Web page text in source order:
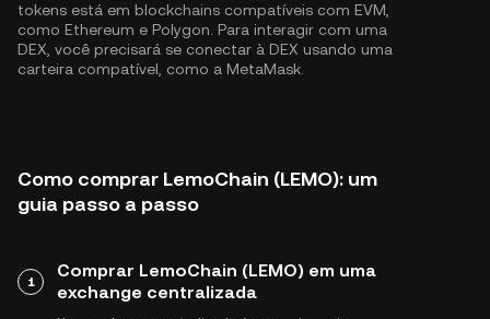
tokens está em blockchains compatíveis com EVM,
como Ethereum e Polygon . Para interagir com uma
DEX, você precisará se conectar à DEX usando uma
carteira compatível, como a MetaMask.
Como comprar LemoChain (LEMO): um
guia passo a passo
1
Comprar LemoChain (LEMO) em uma
exchange centralizada